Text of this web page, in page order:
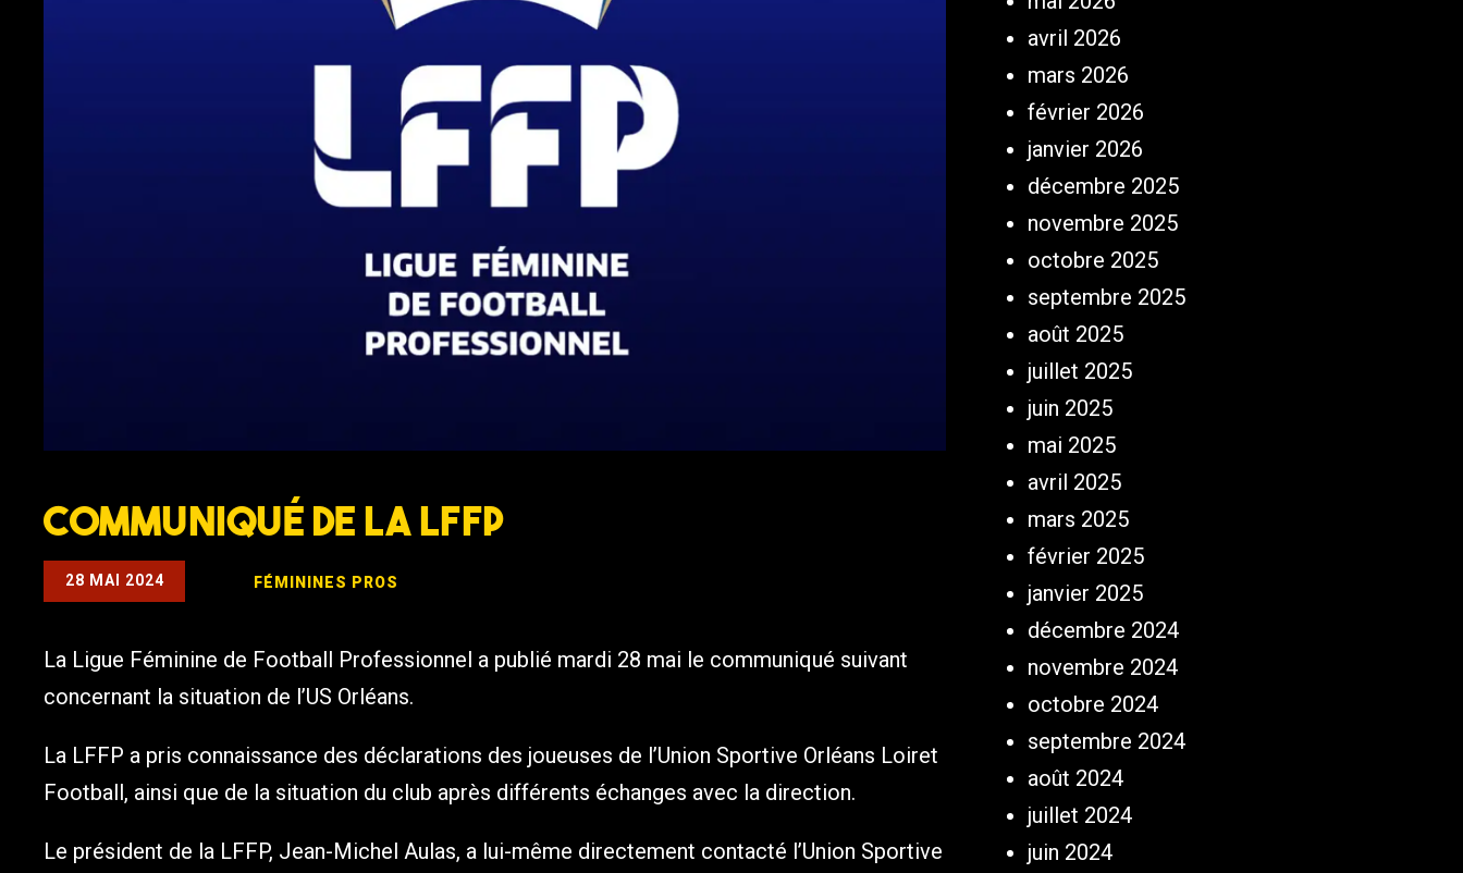
Communiqué de la LFFP
28 MAI 2024 FÉMININES PROS
La Ligue Féminine de Football Professionnel a publié mardi 28 mai le communiqué suivant
concernant la situation de l’US Orléans.
La LFFP a pris connaissance des déclarations des joueuses de l’Union Sportive Orléans Loiret
Football, ainsi que de la situation du club après différents échanges avec la direction.
Le président de la LFFP, Jean-Michel Aulas, a lui-même directement contacté l’Union Sportive
avril 2026
mars 2026
février 2026
janvier 2026
décembre 2025
novembre 2025
octobre 2025
septembre 2025
août 2025
juillet 2025
juin 2025
mai 2025
avril 2025
mars 2025
février 2025
janvier 2025
décembre 2024
novembre 2024
octobre 2024
septembre 2024
août 2024
juillet 2024
juin 2024